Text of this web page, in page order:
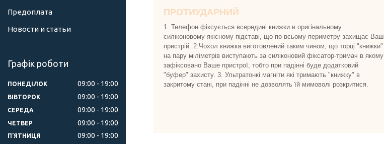
ПРОТИУДАРНИЙ
1. Телефон фіксується всередині книжки в оригінальному
силіконовому якісному підставі, що по всьому периметру захищає Ваш
пристрій. 2.Чохол книжка виготовлений таким чином, що торці "книжки"
на пару міліметрів виступають за силіконовий фіксатор-тримач в якому
зафіксовано Ваше пристрої, тобто при падінні буде додатковий
"буфер" захисту. 3. Ультратонкі магніти які тримають "книжку" в
закритому стані, при падінні не дозволять їй мимоволі розкритися.
Предоплата
Новости и статьи
Графік роботи
ПОНЕДІЛОК 09:00 19:00
ВІВТОРОК 09:00 19:00
СЕРЕДА 09:00 19:00
ЧЕТВЕР 09:00 19:00
ПʼЯТНИЦЯ 09:00 19:00